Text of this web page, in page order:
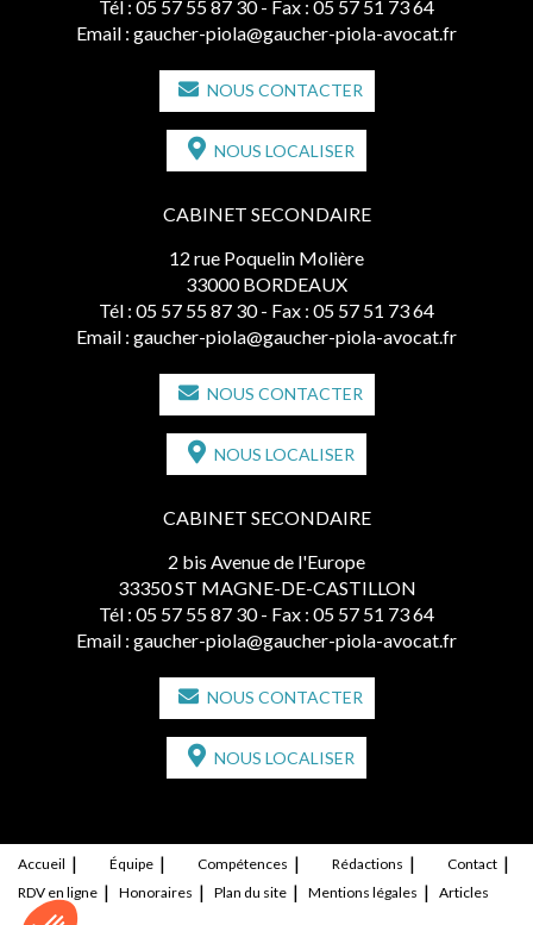
Tél : 05 57 55 87 30 - Fax : 05 57 51 73 64
Email : gaucher-piola@gaucher-piola-avocat.fr
NOUS CONTACTER
NOUS LOCALISER
CABINET SECONDAIRE
12 rue Poquelin Molière
33000 BORDEAUX
Tél : 05 57 55 87 30 - Fax : 05 57 51 73 64
Email : gaucher-piola@gaucher-piola-avocat.fr
NOUS CONTACTER
NOUS LOCALISER
CABINET SECONDAIRE
2 bis Avenue de l'Europe
33350 ST MAGNE-DE-CASTILLON
Tél : 05 57 55 87 30 - Fax : 05 57 51 73 64
Email : gaucher-piola@gaucher-piola-avocat.fr
NOUS CONTACTER
NOUS LOCALISER
Accueil Équipe Compétences Rédactions
Contact
RDV en ligne
Honoraires Plan du site Mentions légales Articles